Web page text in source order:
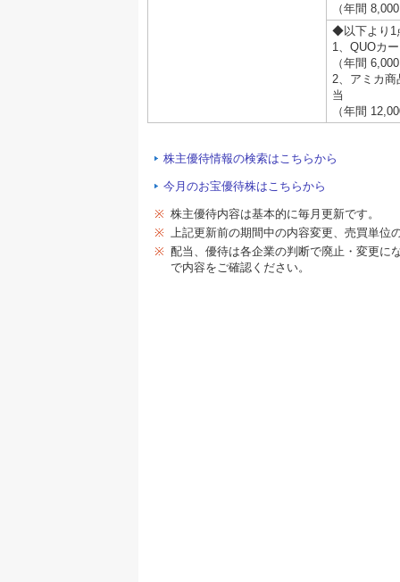
（年間
◆以下より1
1、QUOカ
（年間
2、アミカ
当
（年間
株主優待情報の検索はこちらから
今月のお宝優待株はこちらから
※ 株主優待内容は基本的に毎月更新です。
※ 上記更新前の期間中の内容変更、売買単位
※ 配当、優待は各企業の判断で廃止・変更に
で内容をご確認ください。